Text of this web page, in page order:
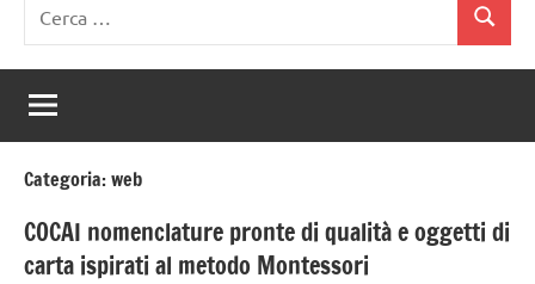
per:
Cerca
Categoria:web
COCAI nomenclature pronte di qualità e oggetti di
carta ispirati al metodo Montessori